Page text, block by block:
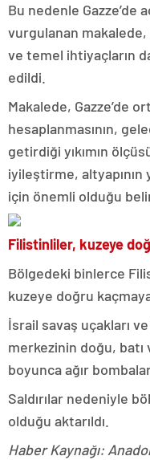
Bu nedenle Gazze’de
vurgulanan makalede,
ve temel ihtiyaçların
edildi.
Makalede, Gazze’de
hesaplanmasının,
getirdiği yıkımın
iyileştirme,
için önemli olduğu
Filistinliler, kuzeye
Bölgedeki binlerce
kuzeye doğru kaçmaya
İsrail savaş uçakları
merkezinin doğu,
boyunca ağır
Saldırılar nedeniyle
olduğu aktarıldı.
Haber Kaynağı: